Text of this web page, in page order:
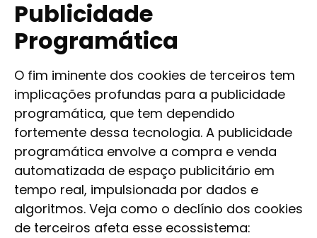
Publicidade
Programática
O fim iminente dos cookies de terceiros tem
implicações profundas para a publicidade
programática, que tem dependido
fortemente dessa tecnologia. A publicidade
programática envolve a compra e venda
automatizada de espaço publicitário em
tempo real, impulsionada por dados e
algoritmos. Veja como o declínio dos cookies
de terceiros afeta esse ecossistema: